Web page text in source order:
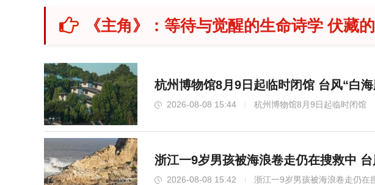
《主角》：等待与觉醒的生命诗学 伏藏
杭州博物馆8月9日起临时闭馆 台风“白
2026-08-08 15:44 杭州博物馆8月9日起临时闭馆
浙江一9岁男孩被海浪卷走仍在搜救中
2026-08-08 15:42 浙江一9岁男孩被海浪卷走仍在